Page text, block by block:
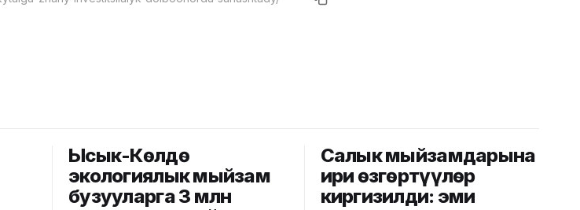
Ысык-Көлдө
экологиялык мыйзам
бузууларга 3 млн
Салык мыйзамдарына
ири өзгөртүүлөр
киргизилди: эми